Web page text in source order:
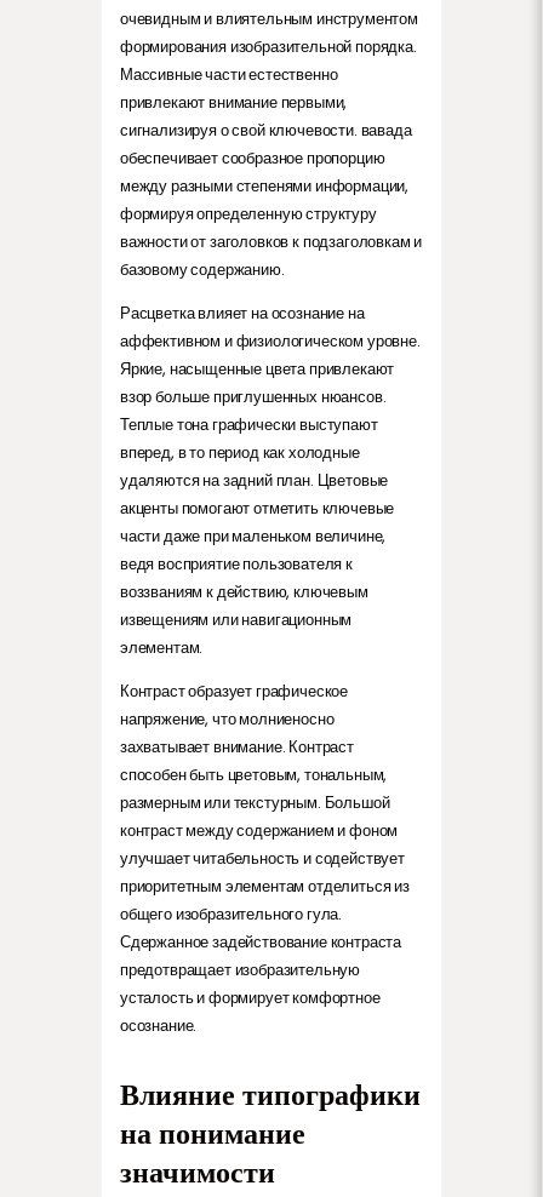
очевидным и влиятельным инструментом
формирования изобразительной порядка.
Массивные части естественно
привлекают внимание первыми,
сигнализируя о свой ключевости. вавада
обеспечивает сообразное пропорцию
между разными степенями информации,
формируя определенную структуру
важности от заголовков к подзаголовкам и
базовому содержанию.
Расцветка влияет на осознание на
аффективном и физиологическом уровне.
Яркие, насыщенные цвета привлекают
взор больше приглушенных нюансов.
Теплые тона графически выступают
вперед, в то период как холодные
удаляются на задний план. Цветовые
акценты помогают отметить ключевые
части даже при маленьком величине,
ведя восприятие пользователя к
воззваниям к действию, ключевым
извещениям или навигационным
элементам.
Контраст образует графическое
напряжение, что молниеносно
захватывает внимание. Контраст
способен быть цветовым, тональным,
размерным или текстурным. Большой
контраст между содержанием и фоном
улучшает читабельность и содействует
приоритетным элементам отделиться из
общего изобразительного гула.
Сдержанное задействование контраста
предотвращает изобразительную
усталость и формирует комфортное
осознание.
Влияние типографики
на понимание
значимости